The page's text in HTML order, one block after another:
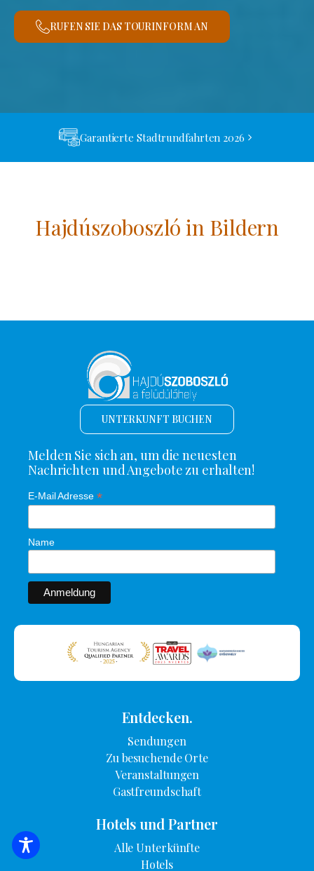
RUFEN SIE DAS TOURINFORM AN
Garantierte Stadtrundfahrten 2026
Hajdúszoboszló in Bildern
SUCHE NACH UNTERKUNFT
UNTERKUNFT BUCHEN
Melden Sie sich an, um die neuesten
Nachrichten und Angebote zu erhalten!
E-Mail Adresse *
Name
Entdecken.
Sendungen
Zu besuchende Orte
Veranstaltungen
Gastfreundschaft
Hotels und Partner
Alle Unterkünfte
Hotels